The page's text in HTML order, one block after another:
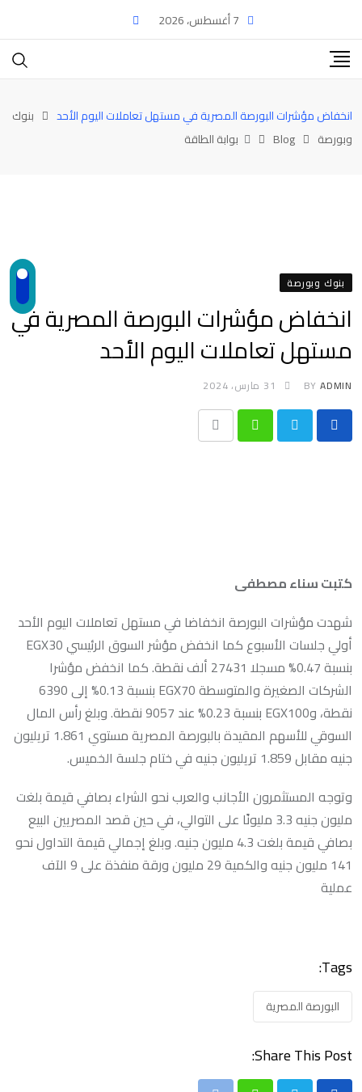
to
content
7 أغسطس، 2026
انخفاض مؤشرات البورصة المصرية في مستهل تعاملات اليوم الأحد
بنوك
وبورصة
Blog بوابة الطاقة
بنوك وبورصة
انخفاض مؤشرات البورصة المصرية في
مستهل تعاملات اليوم الأحد
BY ADMIN 31 مارس، 2024
Whatsapp
Print
كتبت سناء مصطفى
شهدت مؤشرات البورصة انخفاضا في مستهل تعاملات اليوم الأحد
أولي جلسات الأسبوع كما انخفض مؤشر السوق الرئيسي EGX30
بنسبة 0.47% مسجلا 27431 ألف نقطة. كما انخفض مؤشرا
الشركات الصغيرة والمتوسطة EGX70 بنسبة 0.13% إلى 6390
نقطة، وEGX100 بنسبة 0.23% عند 9057 نقطة. وبلغ رأس المال
السوقي للأسهم المقيدة بالبورصة المصرية مستوي 1.861 تريليون
جنيه مقابل 1.859 تريليون جنيه في ختام جلسة الخميس.
وتوجه المستثمرون الأجانب والعرب نحو الشراء بصافي قيمة بلغت
مليون جنيه 3.3 مليونًا على التوالي، في حين قصد المصريين البيع
بصافي قيمة بلغت 4.3 مليون جنيه. وبلغ إجمالي قيمة التداول نحو
141 مليون جنيه والكمية 29 مليون ورقة منفذة على 9 الآف
عملية
Tags:
البورصة المصرية
Share This Post: